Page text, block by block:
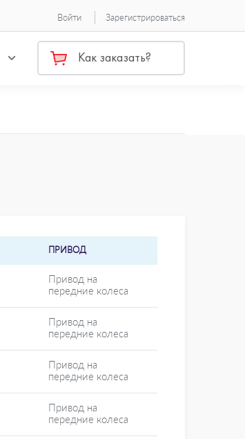
Войти Зарегистрироваться
Как заказать?
ПРИВОД
Привод на
передние колеса
Привод на
передние колеса
Привод на
передние колеса
Привод на
передние колеса